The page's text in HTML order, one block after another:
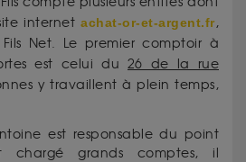
internet achat-or-et-argent.fr,
Net. Le premier comptoir à
est celui du 26 de la rue
y travaillent à plein temps,
est responsable du point
grands comptes, il